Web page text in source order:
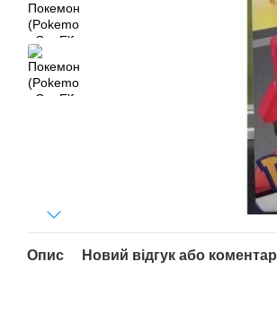
Опис Новий відгук або коментар